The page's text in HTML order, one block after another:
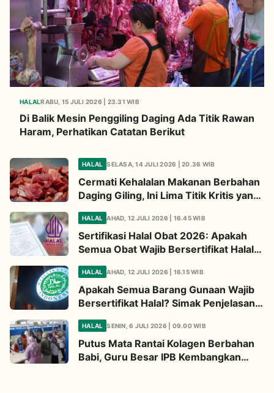
HALALRABU, 15 JULI 2026 | 23.31 WIB
Di Balik Mesin Penggiling Daging Ada Titik Rawan
Haram, Perhatikan Catatan Berikut
HALAL SELASA, 14 JULI 2026 | 20.36 WIB
Cermati Kehalalan Makanan Berbahan
Daging Giling, Ini Lima Titik Kritis yang
HALAL AHAD, 12 JULI 2026 | 16.45 WIB
Sertifikasi Halal Obat 2026: Apakah
Semua Obat Wajib Bersertifikat Halal?
HALAL AHAD, 12 JULI 2026 | 16.15 WIB
Apakah Semua Barang Gunaan Wajib
Bersertifikat Halal? Simak Penjelasan
HALAL SENIN, 6 JULI 2026 | 09.00 WIB
Putus Mata Rantai Kolagen Berbahan
Babi, Guru Besar IPB Kembangkan